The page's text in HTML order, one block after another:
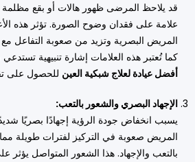
قد يلاحظ المرضى ظهور هالات أو بقع
علامة على فقدان وضوح الصورة. تؤثر هذه
المريض البصرية وتزيد من صعوبة التفاعل مع
كما تُعتبر هذه العلامات إشارة تنبيهية
أفضل عيادة لعلاج شبكية العين للحصول على
الإجهاد البصري والشعور بالتعب:
يسبب انخفاض جودة الرؤية إجهادًا بصريًا
المريض صعوبة في التركيز لفترات طويلة
بالتعب والإجهاد. هذا الشعور المتواصل يؤثر